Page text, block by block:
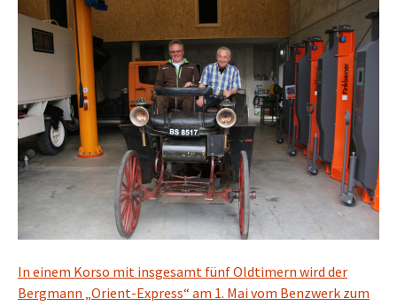
In einem Korso mit insgesamt fünf Oldtimern wird der
Bergmann „Orient-Express“ am 1. Mai vom Benzwerk zum